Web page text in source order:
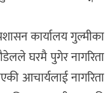
कार्यालय गुल्मीका
घरमै पुगेर नागरिता
आचार्यलाई नागरिता